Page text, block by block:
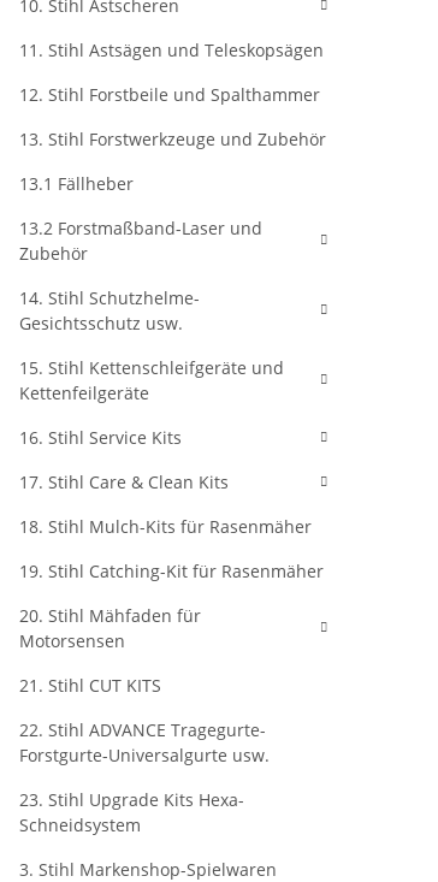
10. Stihl Astscheren
11. Stihl Astsägen und Teleskopsägen
12. Stihl Forstbeile und Spalthammer
13. Stihl Forstwerkzeuge und Zubehör
13.1 Fällheber
13.2 Forstmaßband-Laser und
Zubehör
14. Stihl Schutzhelme-
Gesichtsschutz usw.
15. Stihl Kettenschleifgeräte und
Kettenfeilgeräte
16. Stihl Service Kits
17. Stihl Care & Clean Kits
18. Stihl Mulch-Kits für Rasenmäher
19. Stihl Catching-Kit für Rasenmäher
20. Stihl Mähfaden für
Motorsensen
21. Stihl CUT KITS
22. Stihl ADVANCE Tragegurte-
Forstgurte-Universalgurte usw.
23. Stihl Upgrade Kits Hexa-
Schneidsystem
3. Stihl Markenshop-Spielwaren